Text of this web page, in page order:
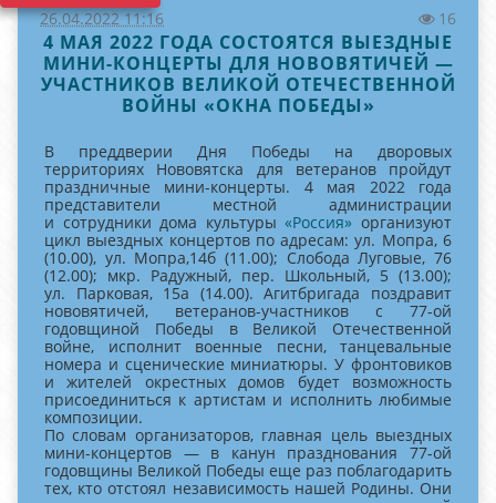
26.04.2022 11:16 16
4 МАЯ 2022 ГОДА СОСТОЯТСЯ ВЫЕЗДНЫЕ
МИНИ-КОНЦЕРТЫ ДЛЯ НОВОВЯТИЧЕЙ —
УЧАСТНИКОВ ВЕЛИКОЙ ОТЕЧЕСТВЕННОЙ
ВОЙНЫ «ОКНА ПОБЕДЫ»
В преддверии Дня Победы на дворовых
территориях Нововятска для ветеранов пройдут
праздничные мини-концерты. 4 мая 2022 года
представители местной администрации
и сотрудники дома культуры «Россия» организуют
цикл выездных концертов по адресам: ул. Мопра, 6
(10.00), ул. Мопра,14б (11.00); Слобода Луговые, 76
(12.00); мкр. Радужный, пер. Школьный, 5 (13.00);
ул. Парковая, 15а (14.00). Агитбригада поздравит
нововятичей, ветеранов-участников с 77-ой
годовщиной Победы в Великой Отечественной
войне, исполнит военные песни, танцевальные
номера и сценические миниатюры. У фронтовиков
и жителей окрестных домов будет возможность
присоединиться к артистам и исполнить любимые
композиции.
По словам организаторов, главная цель выездных
мини-концертов — в канун празднования 77-ой
годовщины Великой Победы еще раз поблагодарить
тех, кто отстоял независимость нашей Родины. Они